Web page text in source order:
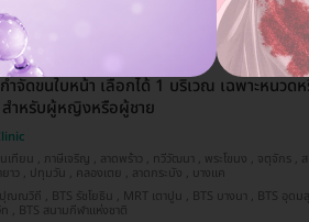
ำจัดขนใบหน้า เลือกได้ 1 บริเวณ เฉพาะหนว
สำหรับผู้หญิงหรือผู้ชาย
ขนง , จตุจักร , สมุทรปราการ , ประเวศ , บางซื่อ , ราชเทวี , บางนา ,
คันนายาว , ปทุมวัน , คลองเตย , ลาดกระบัง , บางแค
บางนา , BTS อุดมสุข , BTS อ่อนนุช , MRT สามย่าน , BTS อโศก , MRT
สุขุมวิท , BTS สนามกีฬาแห่งชาติ